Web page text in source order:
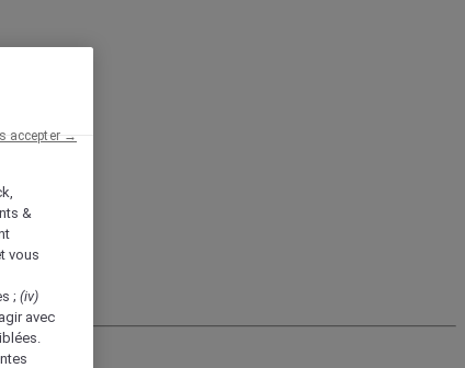
&
vous
; (iv)
avec
accepter →